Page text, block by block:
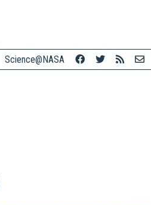
Science@NASA